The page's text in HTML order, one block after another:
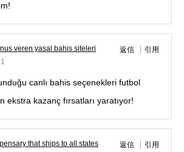
veren yasal bahis siteleri
返信 引用
canlı bahis seçenekleri futbol
ekstra kazanç fırsatları yaratıyor!
that ships to all states
返信 引用